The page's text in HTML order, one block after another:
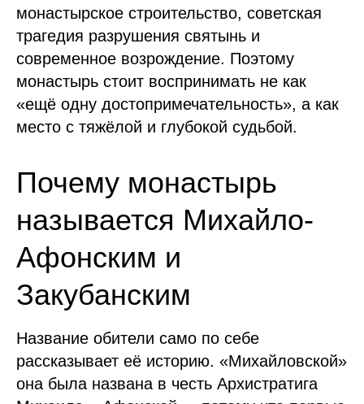
монастырское строительство, советская
трагедия разрушения святынь и
современное возрождение. Поэтому
монастырь стоит воспринимать не как
«ещё одну достопримечательность», а как
место с тяжёлой и глубокой судьбой.
Почему монастырь
называется Михайло-
Афонским и
Закубанским
Название обители само по себе
рассказывает её историю. «Михайловской»
она была названа в честь Архистратига